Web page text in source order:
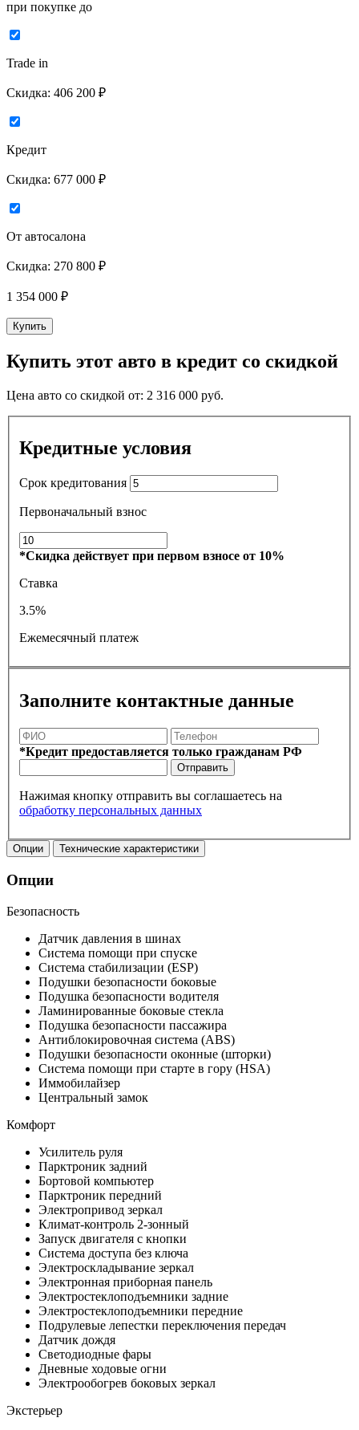
при покупке до
Trade in
Скидка: 406 200 ₽
Кредит
Скидка: 677 000 ₽
От автосалона
Скидка: 270 800 ₽
1 354 000 ₽
Купить
Купить этот авто в кредит со скидкой
Цена авто со скидкой от: 2 316 000 руб.
Кредитные условия
Срок кредитования
Первоначальный взнос
*Скидка действует при первом взносе от 10%
Ставка
3.5%
Ежемесячный платеж
Заполните контактные данные
*Кредит предоставляется только гражданам РФ
Отправить
Нажимая кнопку отправить вы соглашаетесь на
обработку персональных данных
Опции Технические характеристики
Опции
Безопасность
Датчик давления в шинах
Система помощи при спуске
Система стабилизации (ESP)
Подушки безопасности боковые
Подушка безопасности водителя
Ламинированные боковые стекла
Подушка безопасности пассажира
Антиблокировочная система (ABS)
Подушки безопасности оконные (шторки)
Система помощи при старте в гору (HSA)
Иммобилайзер
Центральный замок
Комфорт
Усилитель руля
Парктроник задний
Бортовой компьютер
Парктроник передний
Электропривод зеркал
Климат-контроль 2-зонный
Запуск двигателя с кнопки
Система доступа без ключа
Электроскладывание зеркал
Электронная приборная панель
Электростеклоподъемники задние
Электростеклоподъемники передние
Подрулевые лепестки переключения передач
Датчик дождя
Светодиодные фары
Дневные ходовые огни
Электрообогрев боковых зеркал
Экстерьер